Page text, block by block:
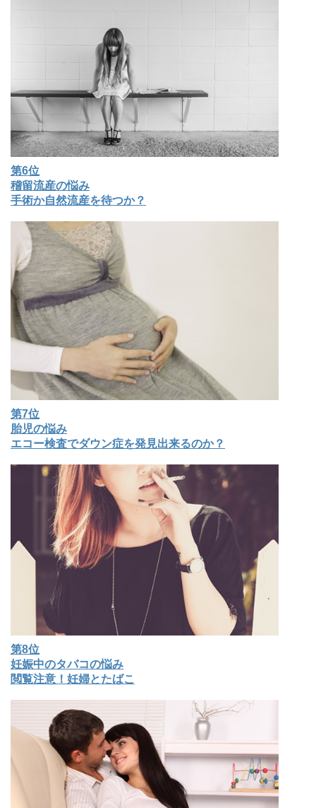
第6位
稽留流産の悩み
手術か自然流産を待つか？
第7位
胎児の悩み
エコー検査でダウン症を発見出来るのか？
第8位
妊娠中のタバコの悩み
閲覧注意！妊婦とたばこ